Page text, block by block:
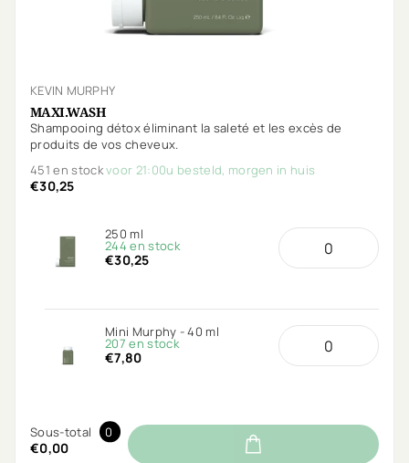
KEVIN MURPHY
MAXI.WASH
Shampooing détox éliminant la saleté et les excès de
produits de vos cheveux.
451 en stockvoor 21:00u besteld, morgen in huis
€30,25
250 ml
244 en stock
€30,25
Mini Murphy - 40 ml
207 en stock
€7,80
Sous-total 0
€0,00